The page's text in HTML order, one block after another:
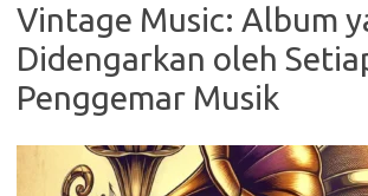
Vintage Music: Album
Didengarkan oleh
Penggemar Musik